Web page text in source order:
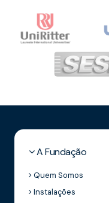
A Fundação
Quem Somos
Instalações